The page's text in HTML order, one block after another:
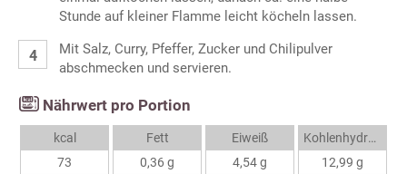
Stunde auf kleiner Flamme leicht köcheln lassen.
Mit Salz, Curry, Pfeffer, Zucker und Chilipulver
abschmecken und servieren.
Nährwert pro Portion
kcal
73
Fett
0,36 g
Eiweiß
4,54 g
Kohlenhydrate
12,99 g